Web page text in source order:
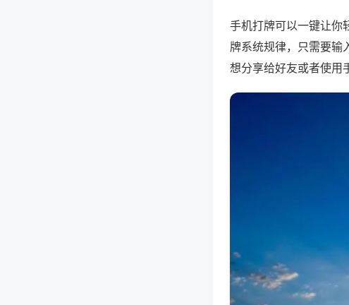
手机打牌可以一键让你
牌系统规律，只需要输
想分享给好友或者使用